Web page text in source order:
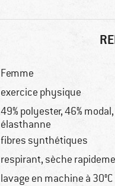
Femme
exercice physique
49% polyester, 46% modal,
élasthanne
fibres synthétiques
respirant, sèche
lavage en machine à 30°C